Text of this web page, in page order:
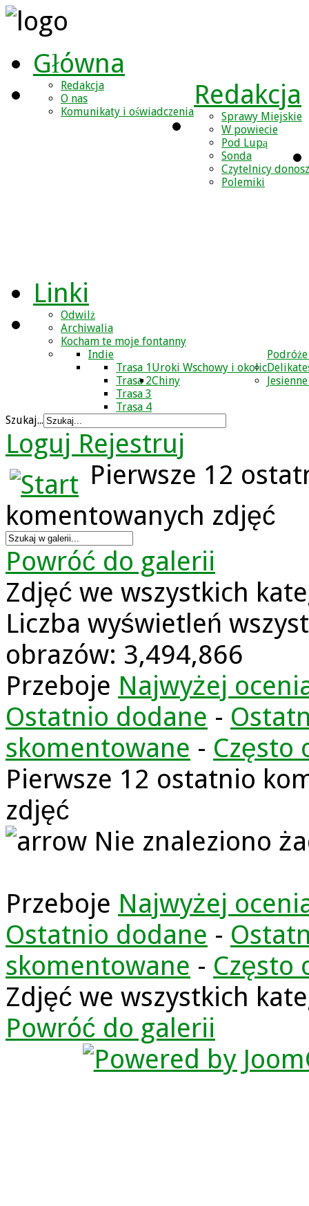
Główna
Redakcja
Redakcja
O nas
Komunikaty i oświadczenia
Sprawy Miejskie
W powiecie
Pod Lupą
Sonda
Czytelnicy
Polemiki
Linki
Odwilż
Archiwalia
Kocham te moje fontanny
Indie
Uroki Wschowy i okolic
Trasa 1
Trasa 2
Trasa 3
Trasa 4
Chiny
Szukaj...
Loguj Rejestruj
Pierwsze 12
komentowanych zdjęć
Powróć do galerii
Zdjęć we wszystkich
Liczba wyświetleń
obrazów: 3,494,866
Przeboje Najwyżej
Ostatnio dodane -
skomentowane - Często
Pierwsze 12 ostatnio
zdjęć
Nie znaleziono
Przeboje Najwyżej
Ostatnio dodane -
skomentowane - Często
Zdjęć we wszystkich
Powróć do galerii